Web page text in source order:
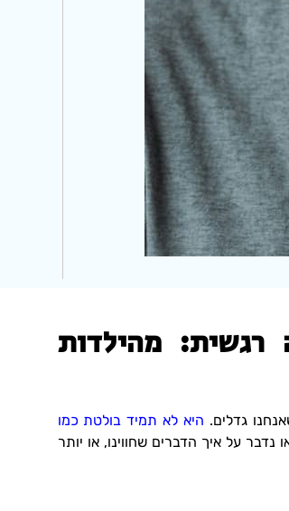
רגשית: מהילדות
גדלים. היא לא תמיד בולטת כמו
נדבר על איך הדברים שחווינו, או יותר